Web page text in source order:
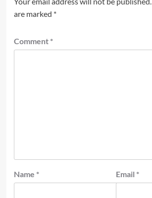
are marked *
Comment *
Name * Email *